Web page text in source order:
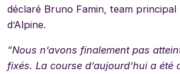
déclaré Bruno Famin, team
d’Alpine.
“Nous n’avons finalement pas
fixés. La course d’aujourd’hui a été